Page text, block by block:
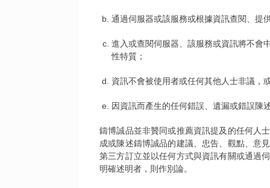
通過伺服器或該服務或根據資訊查閱、提
進入或查閱伺服器、該服務或資訊將不會
性特質；
資訊不會被使用者或任何其他人士非議，
因資訊而產生的任何錯誤、遺漏或錯誤陳
鑄博誠品並非贊同或推薦資訊提及的任何人
成或陳述鑄博誠品的建議、忠告、觀點、意
第三方訂立並以任何方式與資訊有關或通過
明確述明者，則作別論。